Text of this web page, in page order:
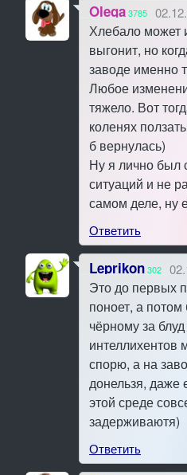
Olega3785
Хлебало может
выгонит, но
заводе именно
Любое
тяжело. Вот
коленях
б вернулась)
Ну я лично был
ситуаций и не
самом деле, ну
Ответить
Leprikon302
Это до первых
поноет, а
чёрному за
интеллихентов
спорю, а на
донельзя, даже
этой среде
задерживаютя)
Ответить